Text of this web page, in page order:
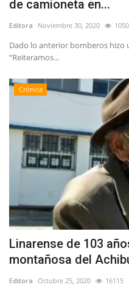
de camioneta en...
Editora Noviembre 30, 2020 1050
Dado lo anterior bomberos hizo
“Reiteramos...
Crónica
Linarense de 103
montañosa del
Editora Octubre 25, 2020 16115